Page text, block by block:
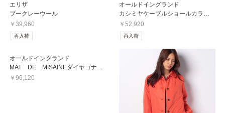
エリザ
ブークレーウール
￥39,960
再入荷
オールドイングランド
￥52,920
再入荷
オールドイングランド
￥96,120